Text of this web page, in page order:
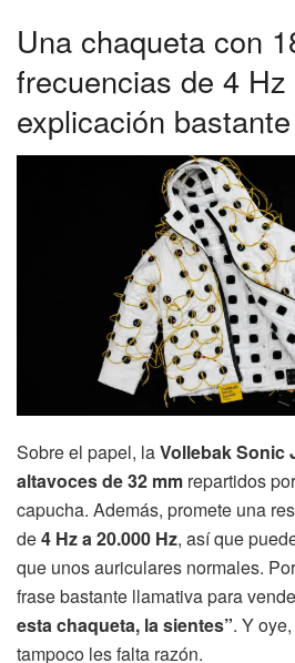
Una chaqueta con
frecuencias de 4
explicación
Sobre el papel, laVollebak Sonic
altavoces de 32 mm repartidos
capucha. Además, promete una
de4 Hz a 20.000 Hz, así que
que unos auriculares normales.
frase bastante llamativa para
esta chaqueta, la sientes”. Y
tampoco les falta razón.